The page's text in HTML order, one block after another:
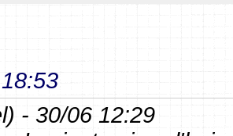
- 30/06 12:29